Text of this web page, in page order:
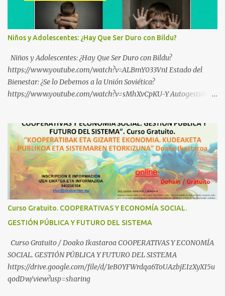
Niños y Adolescentes: ¿Hay Que Ser Duro con Bildu?
Niños y Adolescentes: ¿Hay Que Ser Duro con Bildu?
https://www.youtube.com/watch?v=ALBmY033VnI Estado del
Bienestar: ¿Se lo Debemos a la Unión Soviética?
https://www.youtube.com/watch?v=sMhXvCpKU-Y Autogestión
Industrial https://www.youtube.com/shorts/dGKjgqEvRHk
¿Conoces los nuevos canales de BABESTU? Si quieres hacer algo, o
compartir ideas, para proteger a los niños y adolescentes vascos
frente a abusos y manipulaciones: BABESTUren kanal berriak
ezagutzen dituzu? Euskal haurrak eta nerabeak abusu eta
manipulazioetatik babesteko zerbait egin nahi baduzu, edo ideiak
partekatu nahi badituzu: Telegram :
https://whatsapp.com/channel/0029VbBW56k0LKZJWzQyoE1T
SÍGUENOS EN YOUTUBE: https://www.youtube.com/@ekaicenter?
sub_confirmation=1
Curso Gratuito. COOPERATIVAS Y ECONOMÍA SOCIAL.
GESTIÓN PÚBLICA Y FUTURO DEL SISTEMA
Curso Gratuito / Doako Ikastaroa COOPERATIVAS Y ECONOMÍA
SOCIAL. GESTIÓN PÚBLICA Y FUTURO DEL SISTEMA
https://drive.google.com/file/d/1eB0YFWrdqa6ToUAzbjEIzXyXI5u
qodDw/view?usp=sharing